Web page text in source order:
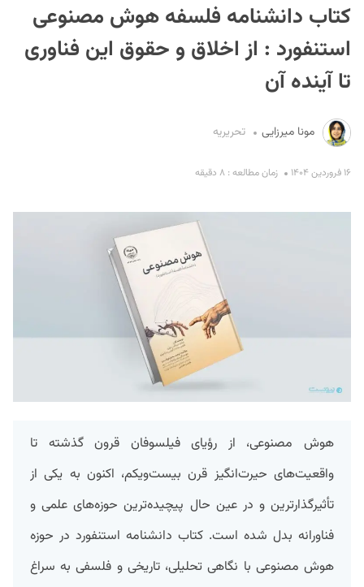
کتاب دانشنامه فلسفه هوش مصنوعی
استنفورد : از اخلاق و حقوق این فناوری
تا آینده آن
مونا میرزایی تحریریه
۱۶ فروردین ۱۴۰۴ زمان مطالعه : ۸ دقیقه
هوش مصنوعی، از رؤیای فیلسوفان قرون گذشته تا
واقعیت‌های حیرت‌انگیز قرن بیست‌ویکم، اکنون به یکی از
تأثیرگذارترین و در عین حال پیچیده‌ترین حوزه‌های علمی و
فناورانه بدل شده است. کتاب دانشنامه استنفورد در حوزه
هوش مصنوعی با نگاهی تحلیلی، تاریخی و فلسفی به سراغ